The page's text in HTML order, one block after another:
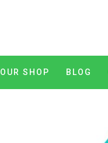
OUR SHOP BLOG